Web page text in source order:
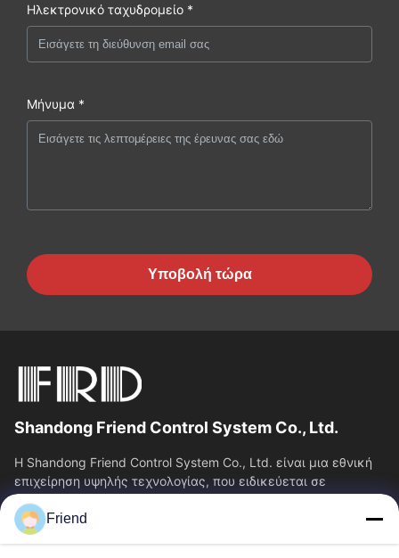
Ηλεκτρονικό ταχυδρομείο *
Μήνυμα *
Υποβολή τώρα
Shandong Friend Control System Co., Ltd.
Η Shandong Friend Control System Co., Ltd. είναι μια εθνική
επιχείρηση υψηλής τεχνολογίας, που ειδικεύεται σε
υπηρεσίες Ε&Α οργάνων, κατασκευής...
Γρήγορες Συνδέσεις
Friend